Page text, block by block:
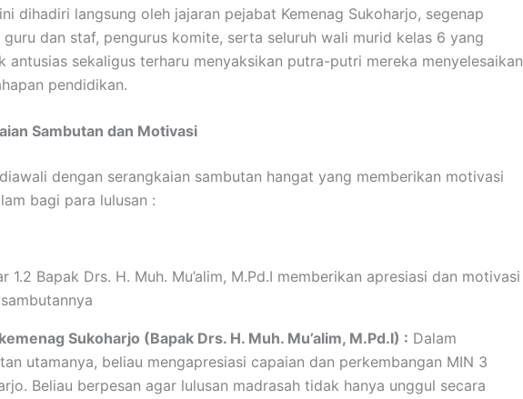
dihadiri langsung oleh jajaran pejabat Kemenag Sukoharjo, segenap
guru dan staf, pengurus komite, serta seluruh wali murid kelas 6 yang
antusias sekaligus terharu menyaksikan putra-putri mereka menyelesaikan
pendidikan.
Sambutan dan Motivasi
dengan serangkaian sambutan hangat yang memberikan motivasi
bagi para lulusan :
1.2 Bapak Drs. H. Muh. Mu’alim, M.Pd.I memberikan apresiasi dan motivasi
Sukoharjo (Bapak Drs. H. Muh. Mu’alim, M.Pd.I) : Dalam
utamanya, beliau mengapresiasi capaian dan perkembangan MIN 3
Beliau berpesan agar lulusan madrasah tidak hanya unggul secara